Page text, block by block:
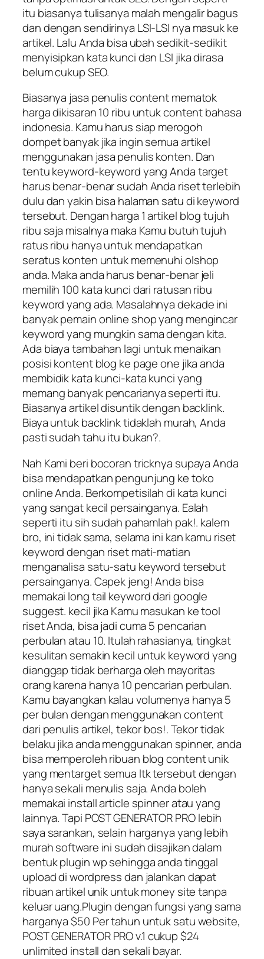
itu biasanya tulisanya malah mengalir bagus
dan dengan sendirinya LSI-LSI nya masuk ke
artikel. Lalu Anda bisa ubah sedikit-sedikit
menyisipkan kata kunci dan LSI jika dirasa
belum cukup SEO.
Biasanya jasa penulis content mematok
harga dikisaran 10 ribu untuk content bahasa
indonesia. Kamu harus siap merogoh
dompet banyak jika ingin semua artikel
menggunakan jasa penulis konten. Dan
tentu keyword-keyword yang Anda target
harus benar-benar sudah Anda riset terlebih
dulu dan yakin bisa halaman satu di keyword
tersebut. Dengan harga 1 artikel blog tujuh
ribu saja misalnya maka Kamu butuh tujuh
ratus ribu hanya untuk mendapatkan
seratus konten untuk memenuhi olshop
anda. Maka anda harus benar-benar jeli
memilih 100 kata kunci dari ratusan ribu
keyword yang ada. Masalahnya dekade ini
banyak pemain online shop yang mengincar
keyword yang mungkin sama dengan kita.
Ada biaya tambahan lagi untuk menaikan
posisi kontent blog ke page one jika anda
membidik kata kunci-kata kunci yang
memang banyak pencarianya seperti itu.
Biasanya artikel disuntik dengan backlink.
Biaya untuk backlink tidaklah murah, Anda
pasti sudah tahu itu bukan?.
Nah Kami beri bocoran tricknya supaya Anda
bisa mendapatkan pengunjung ke toko
online Anda. Berkompetisilah di kata kunci
yang sangat kecil persainganya. Ealah
seperti itu sih sudah pahamlah pak!. kalem
bro, ini tidak sama, selama ini kan kamu riset
keyword dengan riset mati-matian
menganalisa satu-satu keyword tersebut
persainganya. Capek jeng! Anda bisa
memakai long tail keyword dari google
suggest. kecil jika Kamu masukan ke tool
riset Anda, bisa jadi cuma 5 pencarian
perbulan atau 10. Itulah rahasianya, tingkat
kesulitan semakin kecil untuk keyword yang
dianggap tidak berharga oleh mayoritas
orang karena hanya 10 pencarian perbulan.
Kamu bayangkan kalau volumenya hanya 5
per bulan dengan menggunakan content
dari penulis artikel, tekor bos!. Tekor tidak
belaku jika anda menggunakan spinner, anda
bisa memperoleh ribuan blog content unik
yang mentarget semua ltk tersebut dengan
hanya sekali menulis saja. Anda boleh
memakai install article spinner atau yang
lainnya. Tapi POST GENERATOR PRO lebih
saya sarankan, selain harganya yang lebih
murah software ini sudah disajikan dalam
bentuk plugin wp sehingga anda tinggal
upload di wordpress dan jalankan dapat
ribuan artikel unik untuk money site tanpa
keluar uang.Plugin dengan fungsi yang sama
harganya $50 Per tahun untuk satu website,
POST GENERATOR PRO v.1 cukup $24
unlimited install dan sekali bayar.